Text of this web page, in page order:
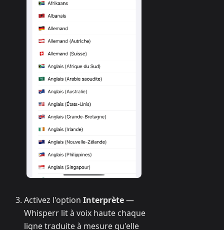
Activez l'option Interprète—
Whisperr lit à voix haute chaque
ligne traduite à mesure qu'elle